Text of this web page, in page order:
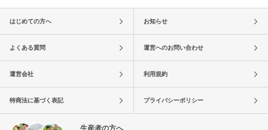
はじめての方へ お知らせ
よくある質問 運営へのお問い合わせ
運営会社 利用規約
特商法に基づく表記 プライバシーポリシー
生産者の方へ